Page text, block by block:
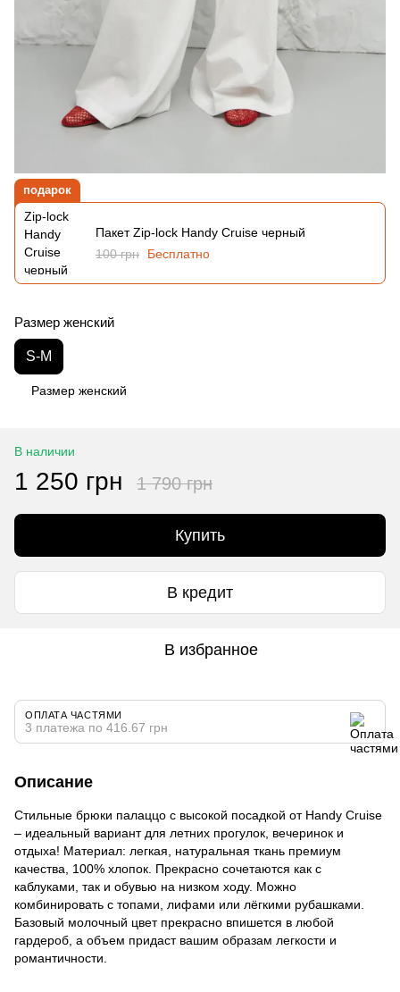
подарок
Пакет Zip-lock Handy Cruise черный
100 грн
Бесплатно
Размер женский
S-M
Размер женский
В наличии
1 250 грн 1 790 грн
Купить
В кредит
В избранное
ОПЛАТА ЧАСТЯМИ
3 платежа по 416.67 грн
Описание
Стильные брюки палаццо с высокой посадкой от Handy Cruise
– идеальный вариант для летних прогулок, вечеринок и
отдыха! Материал: легкая, натуральная ткань премиум
качества, 100% хлопок. Прекрасно сочетаются как с
каблуками, так и обувью на низком ходу. Можно
комбинировать с топами, лифами или лёгкими рубашками.
Базовый молочный цвет прекрасно впишется в любой
гардероб, а объем придаст вашим образам легкости и
романтичности.